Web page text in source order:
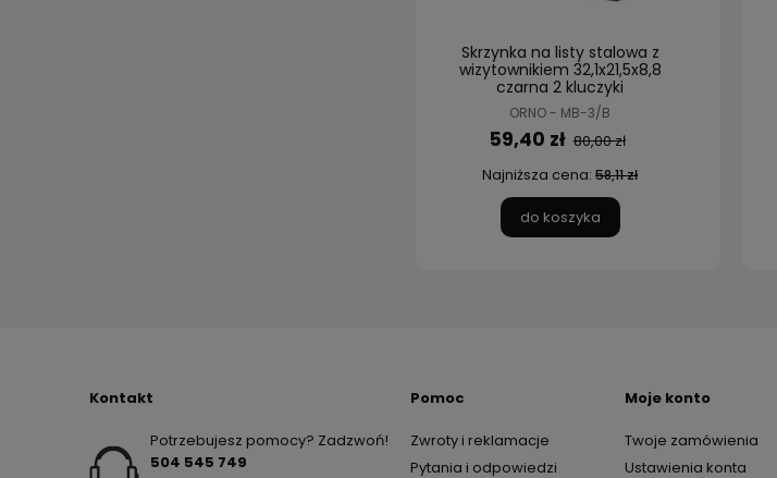
Skrzynka na listy stalowa z
wizytownikiem 32,1x21,5x8,8
czarna 2 kluczyki
ORNO - MB-3/B
59,40 zł 80,00 zł
Najniższa cena: 58,11 zł
do koszyka
Kontakt
Potrzebujesz pomocy? Zadzwoń!
504 545 749
Pomoc
Zwroty i reklamacje
Pytania i odpowiedzi
Moje konto
Twoje zamówienia
Ustawienia konta